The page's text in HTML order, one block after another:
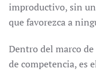
improductivo, sin
que favorezca a
Dentro del marco
de competencia, es